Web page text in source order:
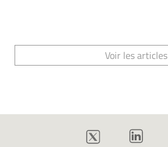
Voir les articles